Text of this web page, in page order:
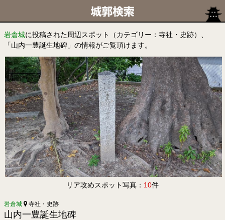
岩倉城に投稿された周辺スポット（カテゴリー：寺社・史跡）、
「山内一豊誕生地碑」の情報がご覧頂けます。
リア攻めスポット写真： 10件
岩倉城 寺社・史跡
山内一豊誕生地碑